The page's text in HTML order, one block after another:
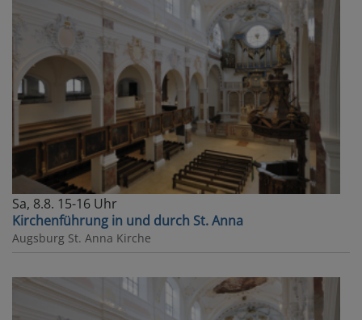
Sa, 8.8. 15-16 Uhr
Kirchenführung in und durch St. Anna
Augsburg St. Anna Kirche